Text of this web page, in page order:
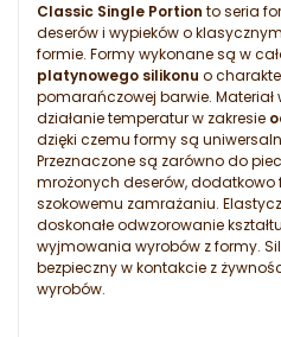
Classic Single Portion to seria
deserów i wypieków o
formie. Formy wykonane są w
platynowego silikonu o
pomarańczowej barwie.
działanie temperatur w zakresie
dzięki czemu formy są
Przeznaczone są zarówno do
mrożonych deserów,
szokowemu zamrażaniu.
doskonałe odwzorowanie
wyjmowania wyrobów z formy.
bezpieczny w kontakcie z
wyrobów.